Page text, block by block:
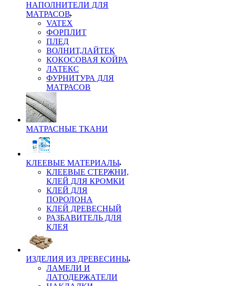
НАПОЛНИТЕЛИ ДЛЯ
МАТРАСОВ
VATEX
ФОРПЛИТ
ПЛЕД
ВОЛНИТ,ЛАЙТЕК
КОКОСОВАЯ КОЙРА
ЛАТЕКС
ФУРНИТУРА ДЛЯ
МАТРАСОВ
МАТРАСНЫЕ ТКАНИ
КЛЕЕВЫЕ МАТЕРИАЛЫ
КЛЕЕВЫЕ СТЕРЖНИ,
КЛЕЙ ДЛЯ КРОМКИ
КЛЕЙ ДЛЯ
ПОРОЛОНА
КЛЕЙ ДРЕВЕСНЫЙ
РАЗБАВИТЕЛЬ ДЛЯ
КЛЕЯ
ИЗДЕЛИЯ ИЗ ДРЕВЕСИНЫ
ЛАМЕЛИ И
ЛАТОДЕРЖАТЕЛИ